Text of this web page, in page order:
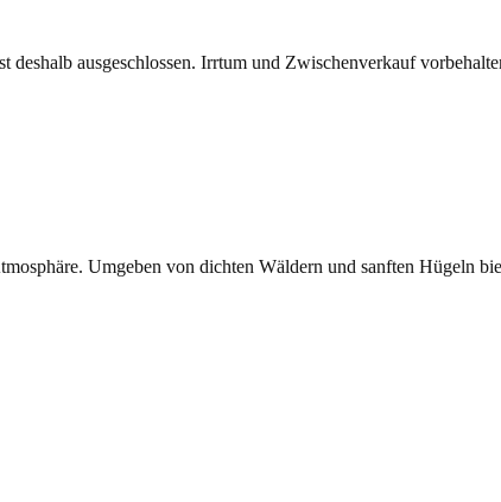
ausgeschlossen. Irrtum und Zwischenverkauf
Umgeben von dichten Wäldern und sanften Hügeln